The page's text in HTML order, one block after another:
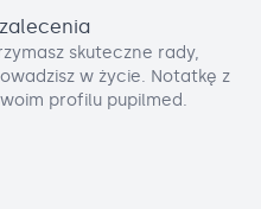
skuteczne rady,
w życie. Notatkę z
profilu pupilmed.